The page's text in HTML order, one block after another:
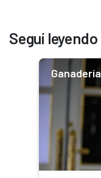
Seguí leyendo
Ganadería